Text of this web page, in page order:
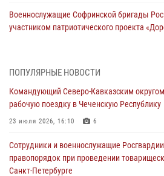
Военнослужащие Софринской бригады
участником патриотического проекта
настольному теннису ко Дню
08 августа 2026, 07:00
Кузбассе
08 августа 2026, 07:00
ПОПУЛЯРНЫЕ НОВОСТИ
Командующий Северо-Кавказским
рабочую поездку в Чеченскую Республику
23 июля 2026, 16:10 6
Сотрудники и военнослужащие
правопорядок при проведении
Санкт-Петербурге